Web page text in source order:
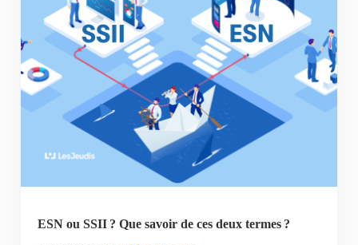
ESN ou SSII ? Que savoir de ces deux termes ?